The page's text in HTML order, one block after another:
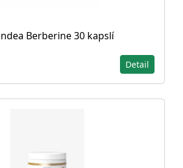
Berberine 30 kapslí
Detail